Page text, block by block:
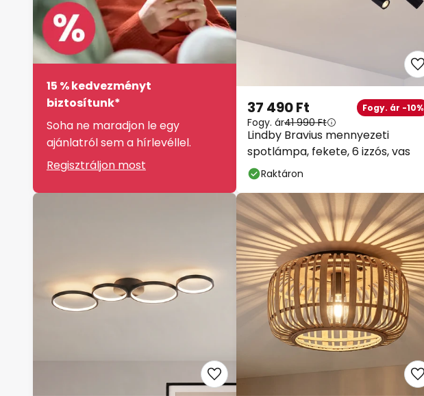
15 % kedvezményt
biztosítunk*
Soha ne maradjon le egy
ajánlatról sem a hírlevéllel.
Regisztráljon most
Lindby Bravius mennyezeti
spotlámpa, fekete, 6 izzós, vas
37 490 Ft Fogy. ár -10%
Fogy. ár41 990 Ft
Raktáron